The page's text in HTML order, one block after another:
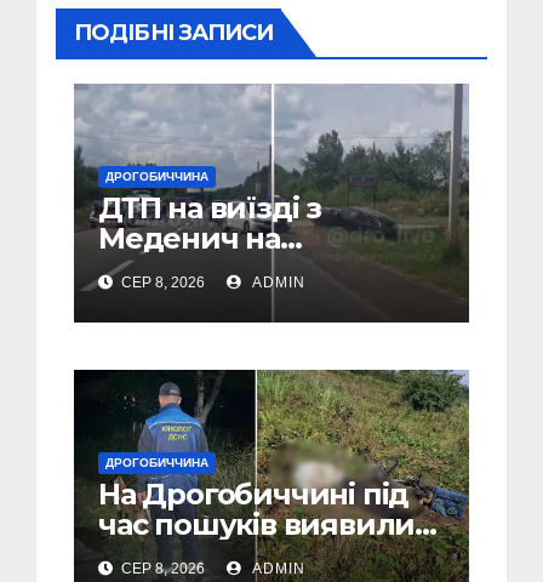
ПОДІБНІ ЗАПИСИ
ДРОГОБИЧЧИНА
ДТП на виїзді з
Меденич на
Дрогобиччині (Відео)
СЕР 8, 2026 ADMIN
ДРОГОБИЧЧИНА
На Дрогобиччині під
час пошуків виявили
тіло зниклого чоловіка
СЕР 8, 2026 ADMIN